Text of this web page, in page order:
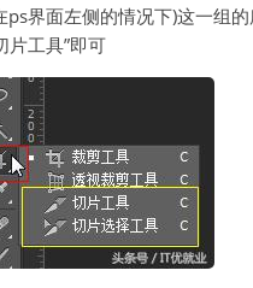
ps界面左侧的情况下)这一组
片工具”即可